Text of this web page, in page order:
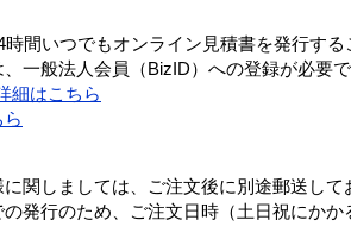
間いつでもオンライン見積書を発行する
一般法人会員（BizID）への登録が必要で
細はこちら
関しましては、ご注文後に別途郵送して
発行のため、ご注文日時（土日祝にか